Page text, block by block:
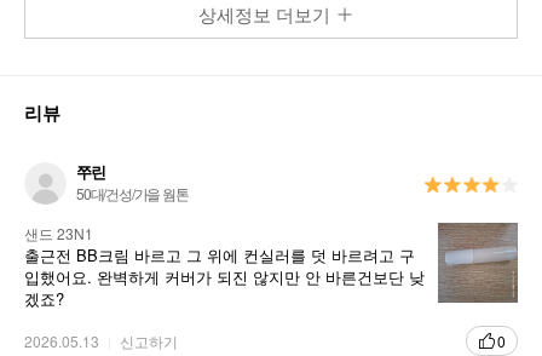
상세정보 더보기
리뷰
쭈린
50대/건성/가을 웜톤
샌드 23N1
출근전 BB크림 바르고 그 위에 컨실러를 덧 바르려고 구
입했어요. 완벽하게 커버가 되진 않지만 안 바른건보단 낮
겠죠?
2026.05.13 신고하기 0